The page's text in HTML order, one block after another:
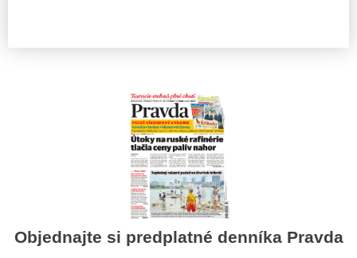
Objednajte si predplatné denníka Pravda